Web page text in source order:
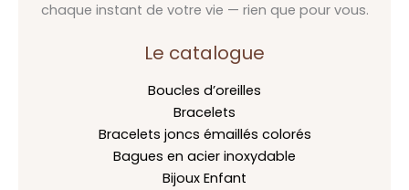
chaque instant de votre vie — rien que pour vous.
Le catalogue
Boucles d’oreilles
Bracelets
Bracelets joncs émaillés colorés
Bagues en acier inoxydable
Bijoux Enfant